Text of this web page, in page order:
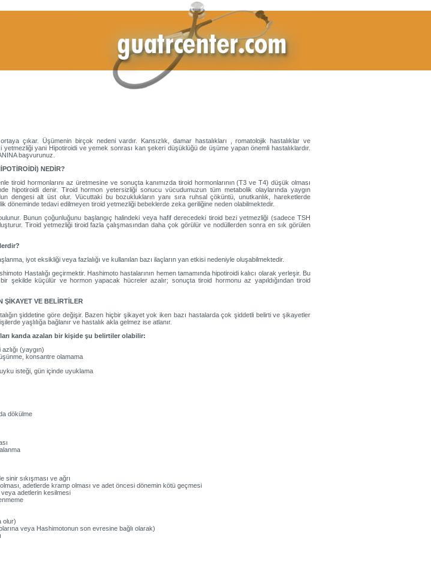
çıkar. Üşümenin birçok nedeni vardır. Kansızlık, damar hastalıkları , romatolojik hastalıklar ve
yani Hipotiroidi ve yemek sonrası kan şekeri düşüklüğü de üşüme yapan önemli hastalıklardır.
başvurunuz.
NEDİR?
tiroid hormonlarını az üretmesine ve sonuçta kanımızda tiroid hormonlarının (T3 ve T4) düşük olması
hipotiroidi denir. Tiroid hormon yetersizliği sonucu vücudumuzun tüm metabolik olaylarında yaygın
dengesi alt üst olur. Vücuttaki bu bozuklukların yanı sıra ruhsal çöküntü, unutkanlık, hareketlerde
döneminde tedavi edilmeyen tiroid yetmezliği bebeklerde zeka geriliğine neden olabilmektedir.
Bunun çoğunluğunu başlangıç halindeki veya hafif derecedeki tiroid bezi yetmezliği (sadece TSH
Tiroid yetmezliği tiroid fazla çalışmasından daha çok görülür ve nodüllerden sonra en sık görülen
iyot eksikliği veya fazlalığı ve kullanılan bazı ilaçların yan etkisi nedeniyle oluşabilmektedir.
Hastalığı geçirmektir. Hashimoto hastalarının hemen tamamında hipotiroidi kalıcı olarak yerleşir. Bu
şekilde küçülür ve hormon yapacak hücreler azalır; sonuçta tiroid hormonu az yapıldığından tiroid
ŞİKAYET VE BELİRTİLER
şiddetine göre değişir. Bazen hiçbir şikayet yok iken bazı hastalarda çok şiddetli belirti ve şikayetler
yaşlılığa bağlanır ve hastalık akla gelmez ise atlanır.
kanda azalan bir kişide şu belirtiler olabilir:
(yaygın)
konsantre olamama
isteği, gün içinde uyuklama
dökülme
sinir sıkışması ve ağrı
adetlerde kramp olması ve adet öncesi dönemin kötü geçmesi
veya adetlerin kesilmesi
olur)
veya Hashimotonun son evresine bağlı olarak)